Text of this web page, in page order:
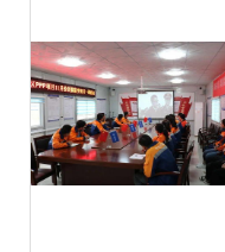
搭简化逻辑细归零
并折盘正文分段重